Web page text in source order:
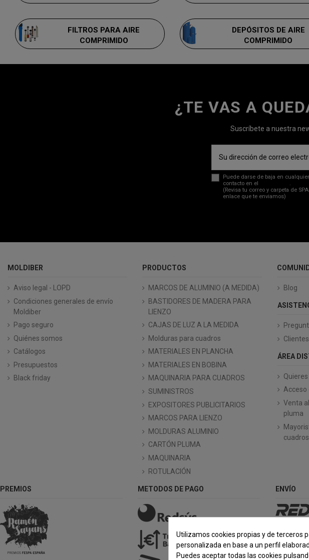
FILTROS PARA AIRE
COMPRIMIDO
DEPÓSITOS DE AIRE
COMPRIMIDO
¿TE VAS A
Suscríbete a nuestra
Puede darse de baja en
contacto en el
(Revisa tu correo y carpeta de
enlace que te enviamos)
MOLDIBER
Aviso legal - LOPD
Condiciones generales de envío
Moldiber
Pago seguro
Quiénes somos
Catálogos
Presupuestos
Black friday
PRODUCTOS
MARCOS DE ALUMINIO (A MEDIDA)
BASTIDORES DE MADERA PARA
LIENZO
CAJAS DE LUZ A LA MEDIDA
Molduras para cuadros
MATERIALES EN PLANCHA
MATERIALES EN BOBINA
MAQUINARIA PARA CUADROS
SUMINISTROS
EXPOSITORES PUBLICITARIOS
MARCOS PARA LIENZO
MOLDURAS ALUMINIO
CARTÓN PLUMA
MAQUINARIA
ROTULACIÓN
Blog
ÁREA
Acceso
Venta
pluma
cuadros
PREMIOS METODOS DE PAGO ENVÍO
Utilizamos cookies propias y de terceros
personalizada en base a un perfil
Puedes aceptar todas las cookies